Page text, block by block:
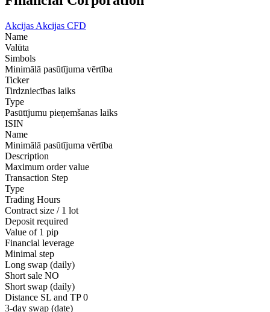
Akcijas Akcijas CFD
Name
Valūta
Simbols
Minimālā pasūtījuma vērtība
Ticker
Tirdzniecības laiks
Type
Pasūtījumu pieņemšanas laiks
ISIN
Name
Minimālā pasūtījuma vērtība
Description
Maximum order value
Transaction Step
Type
Trading Hours
Contract size / 1 lot
Deposit required
Value of 1 pip
Financial leverage
Minimal step
Long swap (daily)
Short sale NO
Short swap (daily)
Distance SL and TP 0
3-day swap (date)